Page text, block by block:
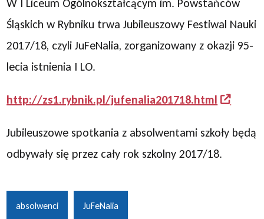
Śląskich w Rybniku trwa Jubileuszowy Festiwal Nauki
2017/18, czyli JuFeNalia, zorganizowany z okazji 95-
lecia istnienia I LO.
http://zs1.rybnik.pl/jufenalia201718.html
Jubileuszowe spotkania z absolwentami szkoły będą
odbywały się przez cały rok szkolny 2017/18.
absolwenci JuFeNalia